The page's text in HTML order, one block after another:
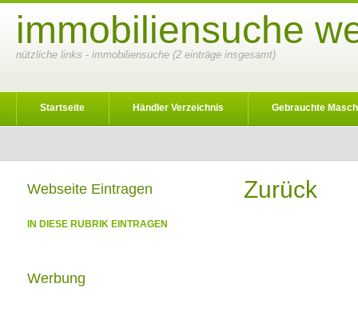
immobiliensuche
nützliche links - immobiliensuche (2 einträge insgesamt)
Startseite Händler Verzeichnis Gebrauchte
Zurück
Webseite Eintragen
IN DIESE RUBRIK EINTRAGEN
Werbung